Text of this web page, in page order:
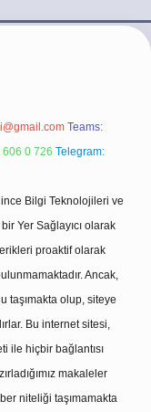
Teams:
0 726 Telegram:
Bilgi Teknolojileri ve
Yer Sağlayıcı olarak
proaktif olarak
Ancak,
taşımakta olup, siteye
Bu internet sitesi,
ile hiçbir bağlantısı
makaleler
niteliği taşımamakta